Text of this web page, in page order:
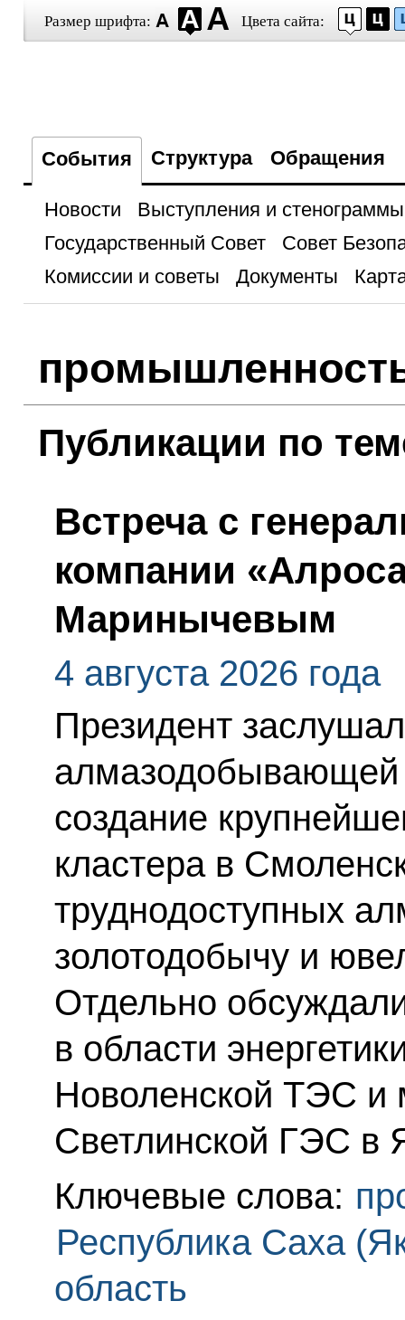
Размер шрифта: Цвета сайта:
События Структура Обращения
Новости
Выступления и стенограммы
Государственный Совет
Совет
Комиссии и советы
Документы
Публикации по
Встреча с
компании
Маринычевым
4 августа 2026 года
Президент
алмазодобывающей
создание
кластера в
труднодоступных
золотодобычу и
Отдельно
в области
Новоленской ТЭС и
Светлинской ГЭС в
Ключевые слова:
Республика Саха
область